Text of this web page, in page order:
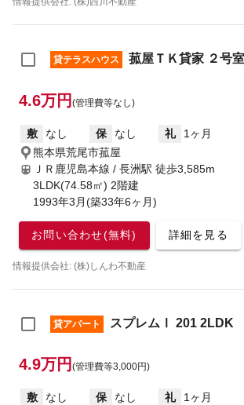
貸テラスハウス 菰屋ＴＫ貸家 ２号
4.6万円 (管理費等なし)
敷 なし 保 なし 礼
1ヶ月
熊本県荒尾市菰屋
ＪＲ鹿児島本線 / 長洲駅 徒歩3,585m
3LDK(74.58㎡) 2階建
1993年3月(築33年6ヶ月)
お問い合わせ(無料) 詳細を見る
情報提供会社: (株)しんわ不動産
貸アパート スプレムⅠ 201 2LDK
4.9万円 (管理費等3,000円)
敷 なし 保 なし 礼
1ヶ月